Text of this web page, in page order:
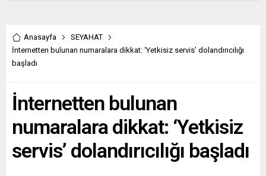
Anasayfa
SEYAHAT
İnternetten bulunan numaralara dikkat: ‘Yetkisiz servis’ dolandırıcılığı
başladı
İnternetten bulunan
numaralara dikkat: ‘Yetkisiz
servis’ dolandırıcılığı başladı